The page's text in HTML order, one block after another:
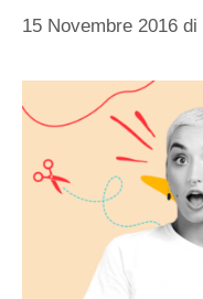
15 Novembre 2016 di